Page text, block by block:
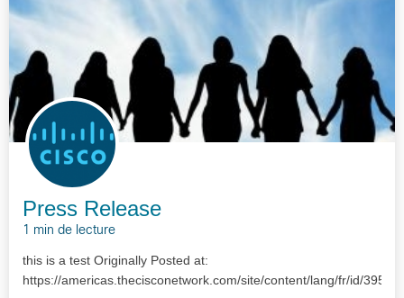
Press Release
1 min de lecture
this is a test Originally Posted at:
https://americas.thecisconetwork.com/site/content/lang/fr/id/3957…